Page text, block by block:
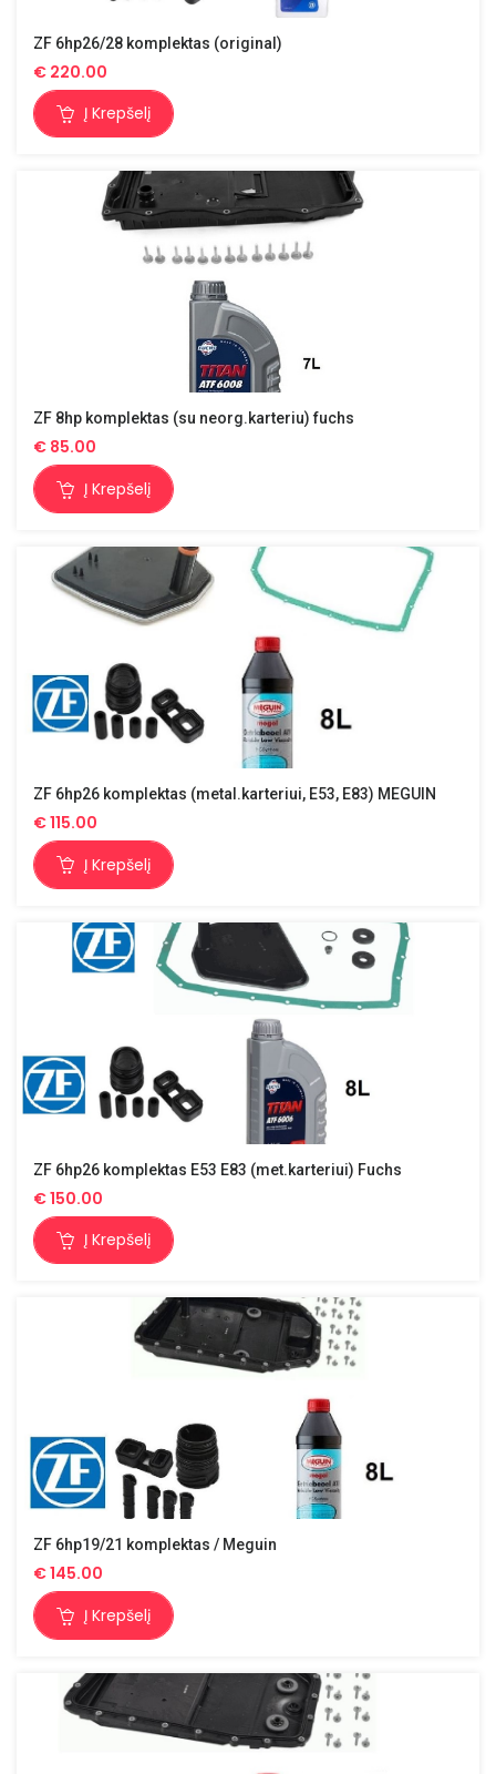
ZF 6hp26/28 komplektas (original)
€ 220.00
Į Krepšelį
ZF 8hp komplektas (su neorg.karteriu) fuchs
€ 85.00
Į Krepšelį
ZF 6hp26 komplektas (metal.karteriui, E53, E83) MEGUIN
€115.00
Į Krepšelį
ZF 6hp26 komplektas E53 E83 (met.karteriui) Fuchs
€150.00
Į Krepšelį
ZF 6hp19/21 komplektas / Meguin
€145.00
Į Krepšelį